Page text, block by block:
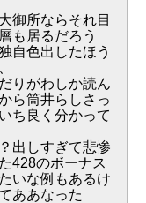
御所ならそれ目
も居るだろう
自色出したほう
りがわしか読ん
ら筒井らしさっ
ち良く分かって
出しすぎて悲惨
428のボーナス
いな例もあるけ
ああなった